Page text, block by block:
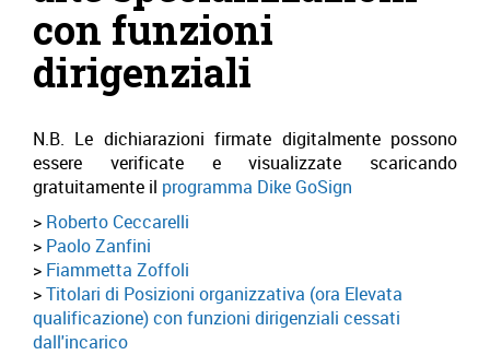
con funzioni
dirigenziali
N.B. Le dichiarazioni firmate digitalmente possono
essere verificate e visualizzate scaricando
gratuitamente il programma Dike GoSign
Roberto Ceccarelli
Paolo Zanfini
Fiammetta Zoffoli
Titolari di Posizioni organizzativa (ora Elevata
qualificazione) con funzioni dirigenziali cessati
dall'incarico